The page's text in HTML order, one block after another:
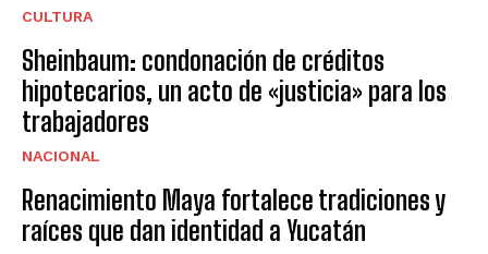
CULTURA
Sheinbaum: condonación de créditos
hipotecarios, un acto de «justicia» para los
trabajadores
NACIONAL
Renacimiento Maya fortalece tradiciones y
raíces que dan identidad a Yucatán